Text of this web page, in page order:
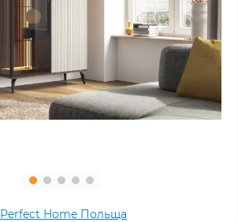
Perfect Home Польща